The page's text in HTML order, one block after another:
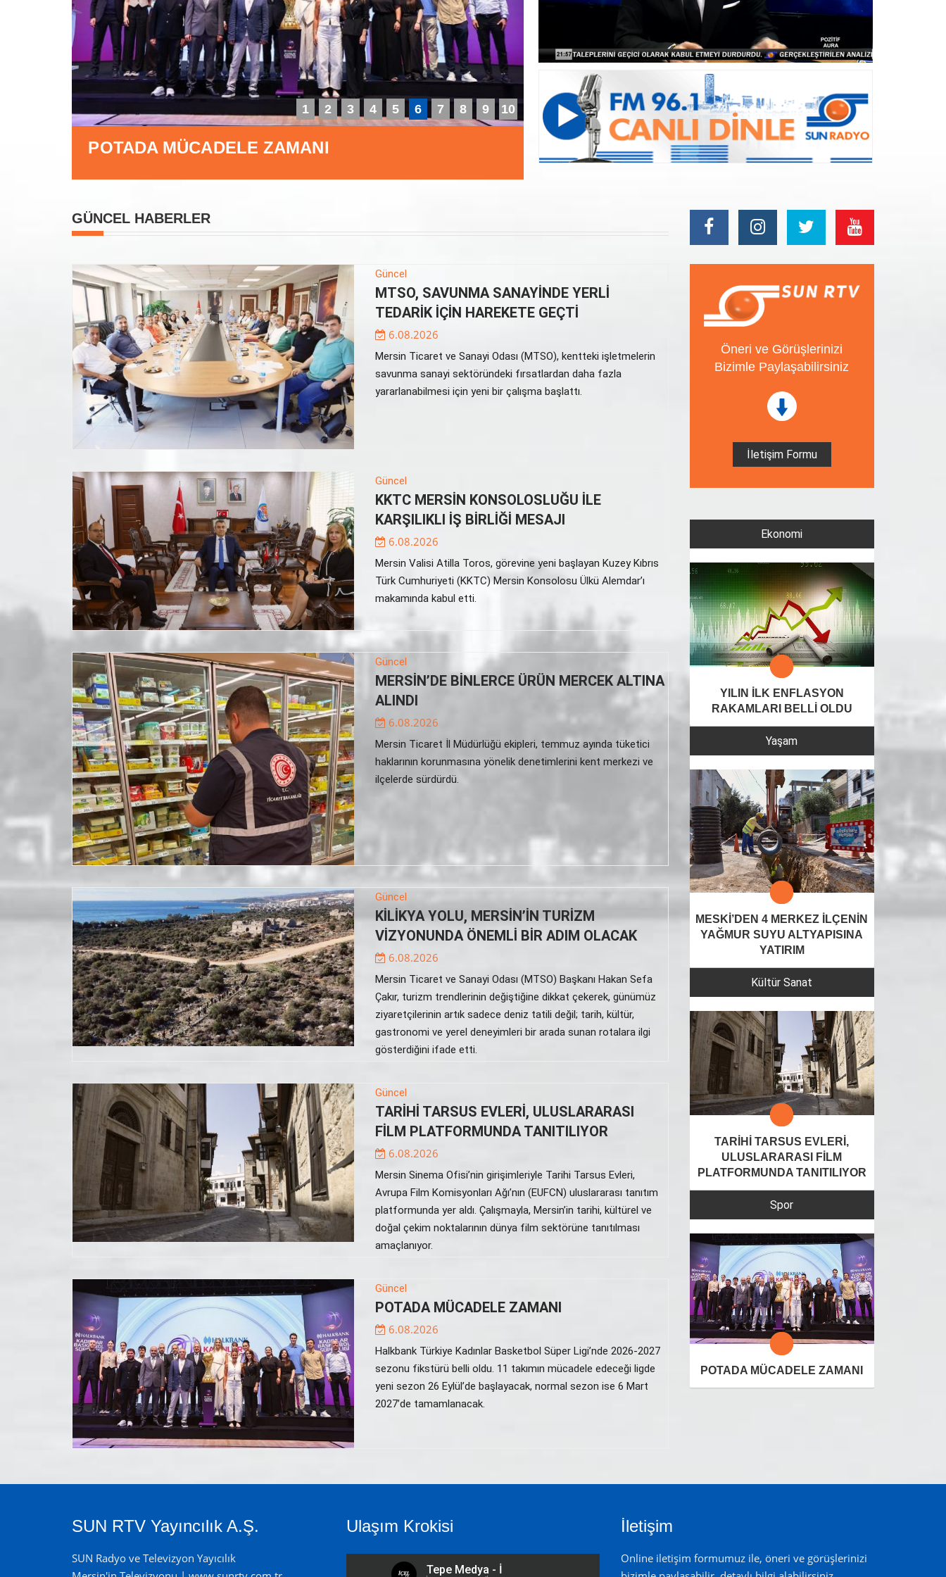
KORTLARDA GURURLANDIRAN BAŞARI
MESKİ’DEN 4 MERKEZ İLÇENİN YAĞMUR
ALTYAPISINA YATIRIM
1 2 3 4 5 6 7 8 9 10
GÜNCEL HABERLER
Güncel
MTSO, SAVUNMA SANAYİNDE YERLİ
TEDARİK İÇİN HAREKETE GEÇTİ
6.08.2026
Mersin Ticaret ve Sanayi Odası (MTSO), kentteki işletmelerin
savunma sanayi sektöründeki fırsatlardan daha fazla
yararlanabilmesi için yeni bir çalışma başlattı.
Güncel
KKTC MERSİN KONSOLOSLUĞU İLE
KARŞILIKLI İŞ BİRLİĞİ MESAJI
6.08.2026
Mersin Valisi Atilla Toros, görevine yeni başlayan Kuzey Kıbrıs
Türk Cumhuriyeti (KKTC) Mersin Konsolosu Ülkü Alemdar’ı
makamında kabul etti.
Güncel
MERSİN’DE BİNLERCE ÜRÜN MERCEK ALTINA
ALINDI
6.08.2026
Mersin Ticaret İl Müdürlüğü ekipleri, temmuz ayında tüketici
haklarının korunmasına yönelik denetimlerini kent merkezi ve
ilçelerde sürdürdü.
Güncel
KİLİKYA YOLU, MERSİN’İN TURİZM
VİZYONUNDA ÖNEMLİ BİR ADIM OLACAK
6.08.2026
Mersin Ticaret ve Sanayi Odası (MTSO) Başkanı Hakan Sefa
Çakır, turizm trendlerinin değiştiğine dikkat çekerek, günümüz
ziyaretçilerinin artık sadece deniz tatili değil; tarih, kültür,
gastronomi ve yerel deneyimleri bir arada sunan rotalara ilgi
gösterdiğini ifade etti.
Güncel
TARİHİ TARSUS EVLERİ, ULUSLARARASI
FİLM PLATFORMUNDA TANITILIYOR
6.08.2026
Mersin Sinema Ofisi’nin girişimleriyle Tarihi Tarsus Evleri,
Avrupa Film Komisyonları Ağı’nın (EUFCN) uluslararası tanıtım
platformunda yer aldı. Çalışmayla, Mersin’in tarihi, kültürel ve
doğal çekim noktalarının dünya film sektörüne tanıtılması
amaçlanıyor.
Güncel
POTADA MÜCADELE ZAMANI
6.08.2026
Halkbank Türkiye Kadınlar Basketbol Süper Ligi’nde 2026-2027
sezonu fikstürü belli oldu. 11 takımın mücadele edeceği ligde
yeni sezon 26 Eylül’de başlayacak, normal sezon ise 6 Mart
2027’de tamamlanacak.
Öneri ve Görüşlerinizi
Bizimle Paylaşabilirsiniz
İletişim Formu
Ekonomi
YILIN İLK ENFLASYON
RAKAMLARI BELLİ OLDU
Yaşam
MESKİ’DEN 4 MERKEZ İLÇENİN
YAĞMUR SUYU ALTYAPISINA
YATIRIM
Kültür Sanat
TARİHİ TARSUS EVLERİ,
ULUSLARARASI FİLM
PLATFORMUNDA TANITILIYOR
Spor
POTADA MÜCADELE ZAMANI
SUN RTV Yayıncılık A.Ş.
SUN Radyo ve Televizyon Yayıcılık
Ulaşım Krokisi İletişim
Online iletişim formumuz ile, öneri ve görüşlerinizi